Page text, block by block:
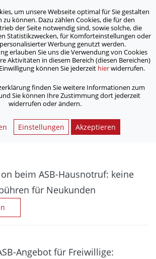
Bonn/Rhein-Sieg/Eifel e.V.
Menschen
| ASB
Sieg/Eifel e.V.
beim ASB-Hausnotruf: keine
für Neukunden
Angebot für Freiwillige:
um unsere Webseite optimal für Sie gestalten
zu können. Dazu zählen Cookies, die für den
der Seite notwendig sind, sowie solche, die
Statistikzwecken, für Komforteinstellungen oder
Werbung genutzt werden.
erlauben Sie uns die Verwendung von Cookies
Aktivitäten in diesem Bereich (diesen Bereichen)
können Sie jederzeit hierwiderrufen.
finden Sie weitere Informationen zum
Sie können Ihre Zustimmung dort jederzeit
widerrufen oder ändern.
Einstellungen Akzeptieren